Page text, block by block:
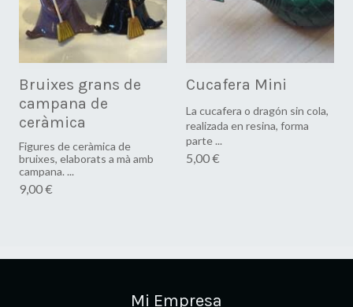
Bruixes grans de
campana de
ceràmica
Figures de ceràmica de
bruixes, elaborats a mà amb
campana. ...
9,00 €
Cucafera Mini
La cucafera o dragón sin cola,
realizada en resina, forma
parte ...
5,00 €
Mi Empresa